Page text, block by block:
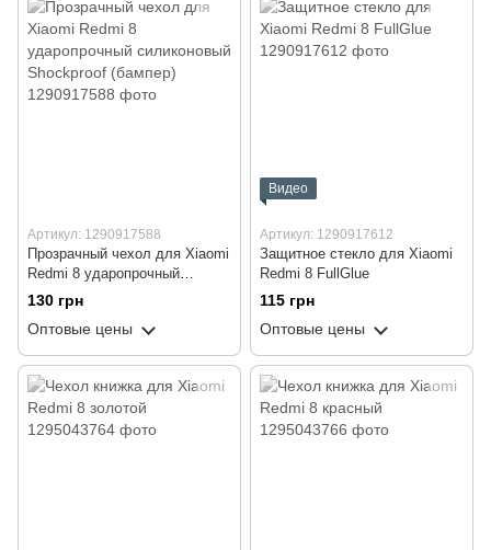
Артикул: 1290917588
Прозрачный чехол для Xiaomi
Redmi 8 ударопрочный
силиконовый Shockproof
(бампер)
130 грн
Оптовые цены
Видео
Артикул: 1290917612
Защитное стекло для Xiaomi
Redmi 8 FullGlue
115 грн
Оптовые цены